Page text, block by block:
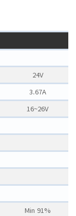
24V
3.67A
16~26V
Min 91%